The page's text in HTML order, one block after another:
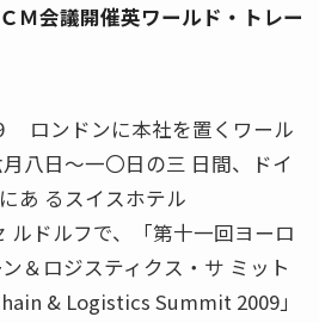
Ｍ会議開催英ワールド・トレー
ンドンに本社を置くワール
八日〜一〇日の三 日間、ドイ
あ るスイスホテル
ルドルフで、「第十一回ヨーロ
＆ロジスティクス・サ ミット
& Logistics Summit 2009」